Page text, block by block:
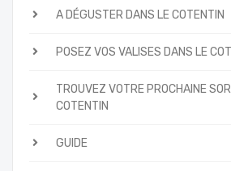
A DÉGUSTER DANS LE COTENTIN
POSEZ VOS VALISES DANS LE
TROUVEZ VOTRE PROCHAINE
COTENTIN
GUIDE